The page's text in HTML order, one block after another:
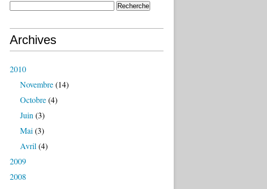
Archives
2010
Novembre(14)
Octobre(4)
Juin (3)
Mai (3)
Avril (4)
2009
2008